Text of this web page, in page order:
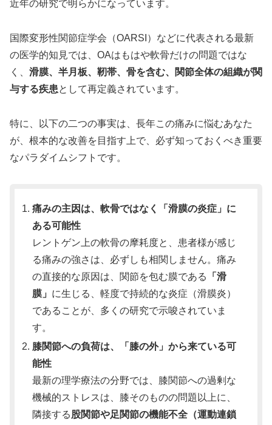
近年の研究で明らかになっています。
国際変形性関節症学会（OARSI）などに代表される最新
の医学的知見では、OAはもはや軟骨だけの問題ではな
く、 滑膜、半月板、靭帯、骨を含む、関節全体の組織が関
与する疾患として再定義されています。
特に、以下の二つの事実は、長年この痛みに悩むあなた
が、根本的な改善を目指す上で、必ず知っておくべき重要
なパラダイムシフトです。
痛みの主因は、軟骨ではなく「滑膜の炎症」に
ある可能性
レントゲン上の軟骨の摩耗度と、患者様が感じ
る痛みの強さは、必ずしも相関しません。痛み
の直接的な原因は、関節を包む膜である
「滑
膜」 に生じる、軽度で持続的な炎症（滑膜炎）
であることが、多くの研究で示唆されていま
す。
膝関節への負荷は、「膝の外」から来ている可
能性
最新の理学療法の分野では、膝関節への過剰な
機械的ストレスは、膝そのものの問題以上に、
隣接する股関節や足関節の機能不全（運動連鎖